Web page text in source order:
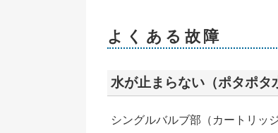
よくある故障
水が止まらない（ポタポタ
シングルバルブ部（カートリッ